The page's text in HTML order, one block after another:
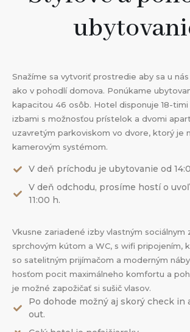
Snažíme sa vytvoriť prostredie aby sa u
ako v pohodlí domova. Ponúkame
kapacitou 46 osôb. Hotel disponuje 18-
izbami s možnosťou prístelok a dvomi
uzavretým parkoviskom vo dvore, ktorý je
kamerovým systémom.
V deň príchodu je ubytovanie od
V deň odchodu, prosíme hostí o
11:00 h.
Vkusne zariadené izby vlastným sociálnym
sprchovým kútom a WC, s wifi pripojením,
so satelitným prijímačom a moderným
hosťom pocit maximálneho komfortu a
je možné zapožičať si sušič vlasov.
Po dohode možný aj skorý check in
out.